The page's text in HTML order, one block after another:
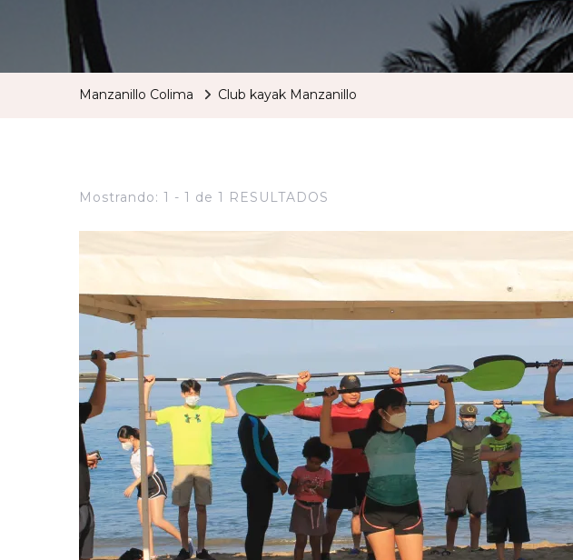
Manzanillo Colima Club kayak Manzanillo
Mostrando: 1 - 1 de 1 RESULTADOS